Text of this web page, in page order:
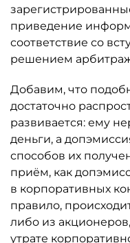
приведение
соответствие со
решением
Добавим, что
достаточно
развивается: ему
деньги, а
способов их
приём, как
в корпоративных
правило,
либо из
утрате